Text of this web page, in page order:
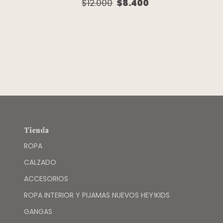
$12.000 $8.400
Tienda
ROPA
CALZADO
ACCESORIOS
ROPA INTERIOR Y PIJAMAS NUEVOS HEY!KIDS
GANGAS